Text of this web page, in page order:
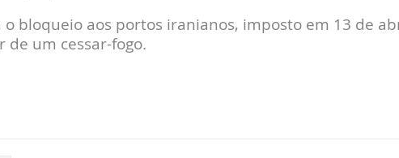
bloqueio aos portos iranianos, imposto em 13 de
de um cessar-fogo.